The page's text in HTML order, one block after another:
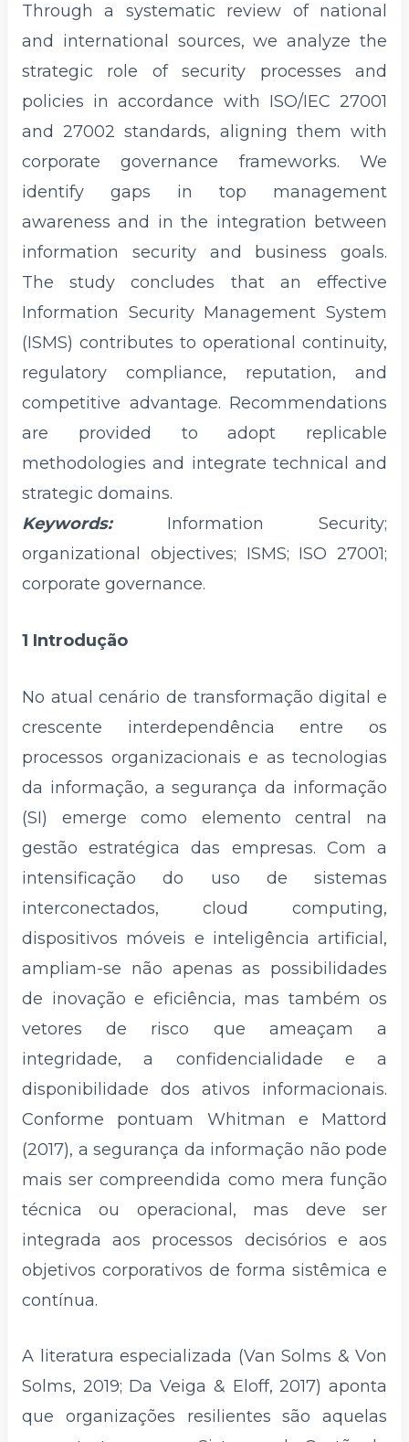
Through a systematic review of national
and international sources, we analyze the
strategic role of security processes and
policies in accordance with ISO/IEC 27001
and 27002 standards, aligning them with
corporate governance frameworks. We
identify gaps in top management
awareness and in the integration between
information security and business goals.
The study concludes that an effective
Information Security Management System
(ISMS) contributes to operational continuity,
regulatory compliance, reputation, and
competitive advantage. Recommendations
are provided to adopt replicable
methodologies and integrate technical and
strategic domains.
Keywords:
Information Security;
organizational objectives; ISMS; ISO 27001;
corporate governance.
1 Introdução
No atual cenário de transformação digital e
crescente interdependência entre os
processos organizacionais e as tecnologias
da informação, a segurança da informação
(SI) emerge como elemento central na
gestão estratégica das empresas. Com a
intensificação do uso de sistemas
interconectados, cloud computing,
dispositivos móveis e inteligência artificial,
ampliam-se não apenas as possibilidades
de inovação e eficiência, mas também os
vetores de risco que ameaçam a
integridade, a confidencialidade e a
disponibilidade dos ativos informacionais.
Conforme pontuam Whitman e Mattord
(2017), a segurança da informação não pode
mais ser compreendida como mera função
técnica ou operacional, mas deve ser
integrada aos processos decisórios e aos
objetivos corporativos de forma sistêmica e
contínua.
A literatura especializada (Van Solms & Von
Solms, 2019; Da Veiga & Eloff, 2017) aponta
que organizações resilientes são aquelas